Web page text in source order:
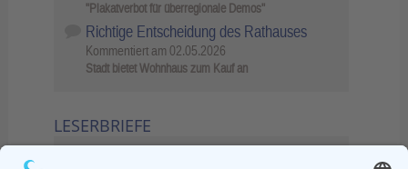
"Plakatverbot für überregionale Demos"
Richtige Entscheidung des Rathauses
Kommentiert am 02.05.2026
Stadt bietet Wohnhaus zum Kauf an
LESERBRIEFE